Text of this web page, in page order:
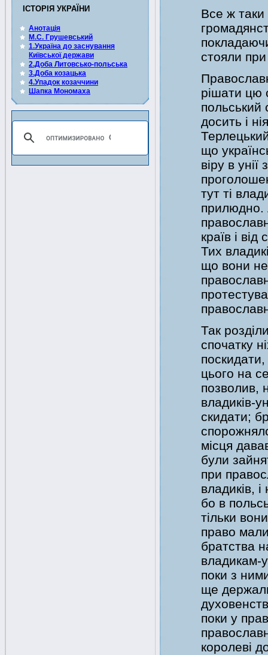
ІСТОРІЯ УКРАЇНИ
Анотація
М.С. Грушевський
1.Україна до заснування
Київської держави
2.Доба Литовсько-польська
3.Доба козацька
4.Упадок козаччини
Шапка Мономаха
Все ж таки
стояли при
рішати цю
польський
досить і
що
віру в
тут ті
прилюдно.
країв і
Тих
що вони не
Так
спочатку
поскидати,
цього на
позволив,
владиків-
скидати;
місця
були
при
владиків,
бо в
тільки
право
братства
владикам-
поки з
ще
поки у
королеві